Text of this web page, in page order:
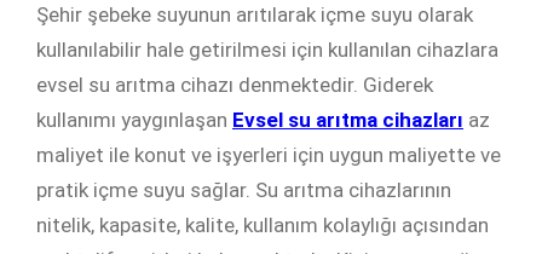
Şehir şebeke suyunun arıtılarak içme suyu olarak
kullanılabilir hale getirilmesi için kullanılan cihazlara
evsel su arıtma cihazı denmektedir. Giderek
kullanımı yaygınlaşan Evsel su arıtma cihazları az
maliyet ile konut ve işyerleri için uygun maliyette ve
pratik içme suyu sağlar. Su arıtma cihazlarının
nitelik, kapasite, kalite, kullanım kolaylığı açısından